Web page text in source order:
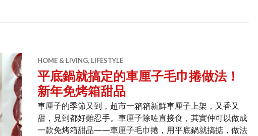
HOME & LIVING, LIFESTYLE
平底鍋就搞定的車厘子毛巾捲做法！
新年免烤箱甜品
車厘子的季節又到，超市一箱箱新鮮車厘子上架，又香又
甜，見到都好難忍手。車厘子除咗直接食，其實仲可以做成
一款免烤箱甜品——車厘子毛巾捲，用平底鍋就搞掂，做法